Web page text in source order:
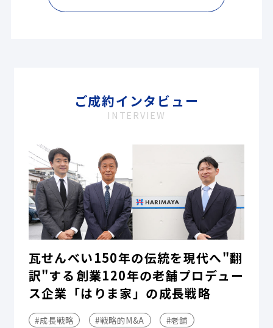
ご成約インタビュー
INTERVIEW
瓦せんべい150年の伝統を現代へ"翻
訳"する――創業120年の老舗プロデュー
ス企業「はりま家」の成長戦略
#成長戦略 #戦略的M&A #老舗